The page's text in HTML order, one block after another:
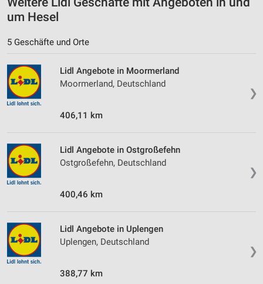
um Hesel
5 Geschäfte und Orte
❯
Lidl Angebote in Moormerland
Moormerland, Deutschland
406,11 km
❯
Lidl Angebote in Ostgroßefehn
Ostgroßefehn, Deutschland
400,46 km
❯
Lidl Angebote in Uplengen
Uplengen, Deutschland
388,77 km
Geräte anhand von aktiv angeforderten
Notwendig
Performance
Werbung